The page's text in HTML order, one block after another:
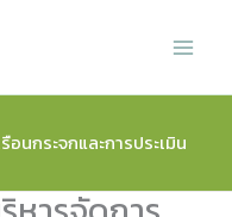
นกระจกและการประเมิน